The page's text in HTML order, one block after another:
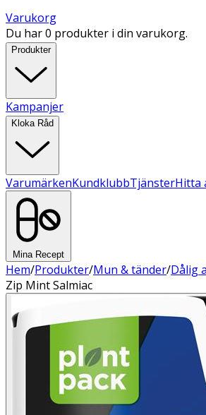
Varukorg
Du har 0 produkter i din varukorg.
Produkter
Kampanjer
Kloka Råd
VarumärkenKundklubbTjänsterHitta
Mina Recept
Hem/Produkter/Mun & tänder/Dålig
Zip Mint Salmiac